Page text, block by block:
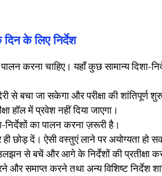
के लिए निर्देश
करना चाहिए। यहाँ कुछ सामान्य दिशा-
से बचा जा सकेगा और परीक्षा की शांतिपूर्ण
हॉल में प्रवेश नहीं दिया जाएगा।
का पालन करना ज़रूरी है।
छोड़ दें। ऐसी वस्तुएं लाने पर अयोग्यता हो
से बचें और आगे के निर्देशों की प्रतीक्षा
और समाप्त करने तथा अन्य विशिष्ट निर्देश